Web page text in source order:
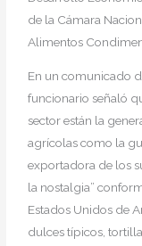
de la Cámara
Alimentos
En un comunicado
funcionario señaló
sector están la
agrícolas como la
exportadora de los
la nostalgia”
Estados Unidos de
dulces típicos,